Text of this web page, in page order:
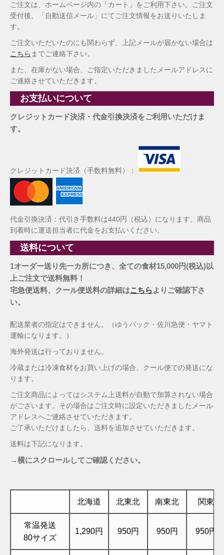
ご注文は、ホームページ内の「カート」をご利用下さい。ご注文
受付後、「自動送信メール」にてご注文情報をお送りいたしま
す。
ご注文いただいたのにも関わらず、上記メールが届かない場合は
こちら までご連絡下さい。
また、在庫がない場合、ご指定いただきましたメールアドレスに
ご連絡させていただきます。
お支払いについて
クレジットカード決済・代金引換決済をご利用いただけま
す。
クレジットカード決済（手数料無料）：
代金引換決済：代引き手数料は440円（税込）になります。商品
到着時に運送担当者に代金をお支払いください。
送料について
1オーダー送り先一カ所につき、全ての食材15,000円(税込)以
上ご注文で送料無料！
宅急便送料、クール便送料の詳細はこちらよりご確認下さ
い。
配送業者の指定はできません。（ゆうパック・佐川急便・ヤマト
運輸になります。）
海外発送は行っておりません。
冷蔵または冷凍食材をお買い上げの場合、クール便での発送にな
ります。
ご注文商品によってはシステム上送料が自動で加算されない場合
がございます。その場合はご注文時に設定いただきましたメール
アドレスへご連絡させていただきます。
ご了承いただけましたら、送料を追加させていただきます。
送料は下記になります。
→横にスクロールしてご確認ください。
北海道 北東北 南東北 関東
常温発送
80サイズ
1,290円 950円 950円 950円